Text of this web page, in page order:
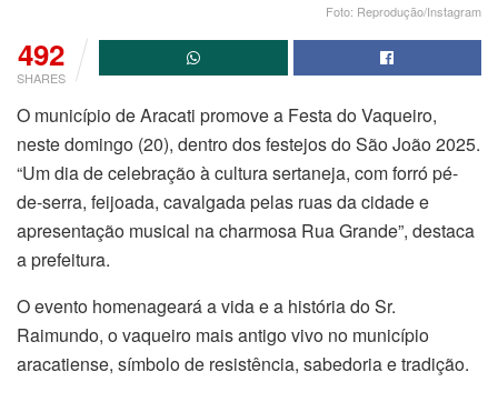
Foto: Reprodução/Instagram
492
SHARES
O município de Aracati promove a Festa do Vaqueiro,
neste domingo (20), dentro dos festejos do São João 2025.
“Um dia de celebração à cultura sertaneja, com forró pé-
de-serra, feijoada, cavalgada pelas ruas da cidade e
apresentação musical na charmosa Rua Grande”, destaca
a prefeitura.
O evento homenageará a vida e a história do Sr.
Raimundo, o vaqueiro mais antigo vivo no município
aracatiense, símbolo de resistência, sabedoria e tradição.